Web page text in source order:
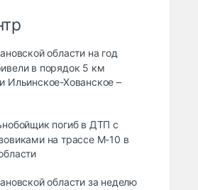
области на год
в порядок 5 км
Ильинское-Хованское –
погиб в ДТП с
на трассе М-10 в
области за неделю